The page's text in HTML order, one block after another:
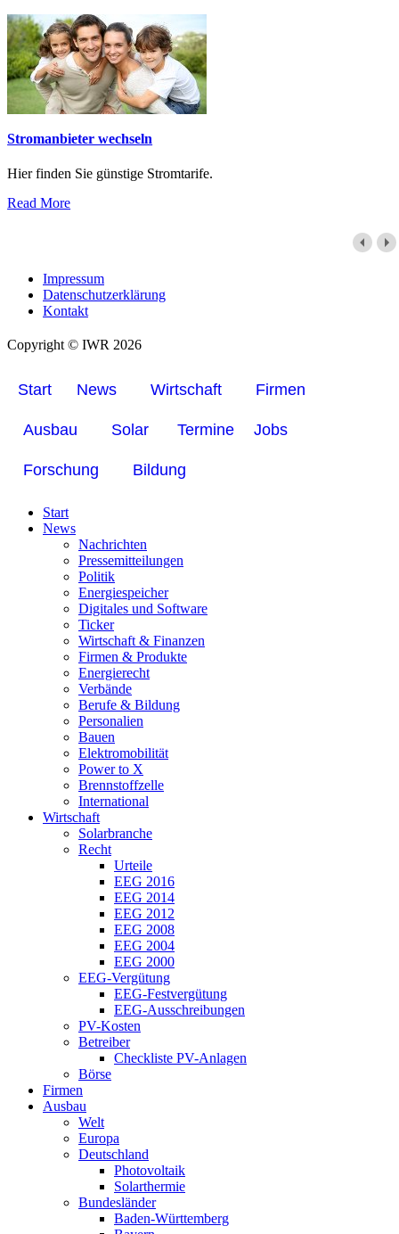
Stromanbieter wechseln
Hier finden Sie günstige Stromtarife.
Read More
Impressum
Datenschutzerklärung
Kontakt
Copyright © IWR 2026
Start News Wirtschaft Firmen
Ausbau Solar Termine Jobs
Forschung Bildung
Start
News
Nachrichten
Pressemitteilungen
Politik
Energiespeicher
Digitales und Software
Ticker
Wirtschaft & Finanzen
Firmen & Produkte
Energierecht
Verbände
Berufe & Bildung
Personalien
Bauen
Elektromobilität
Power to X
Brennstoffzelle
International
Wirtschaft
Solarbranche
Recht
Urteile
EEG 2016
EEG 2014
EEG 2012
EEG 2008
EEG 2004
EEG 2000
EEG-Vergütung
EEG-Festvergütung
EEG-Ausschreibungen
PV-Kosten
Betreiber
Checkliste PV-Anlagen
Börse
Firmen
Ausbau
Welt
Europa
Deutschland
Photovoltaik
Solarthermie
Bundesländer
Baden-Württemberg